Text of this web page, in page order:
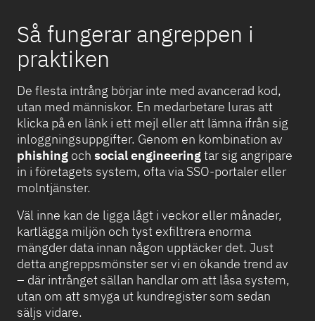
Så fungerar angreppen i
praktiken
De flesta intrång börjar inte med avancerad kod,
utan med människor. En medarbetare luras att
klicka på en länk i ett mejl eller att lämna ifrån sig
inloggningsuppgifter. Genom en kombination av
phishing och social engineeringtar sig angripare
in i företagets system, ofta via SSO-portaler eller
molntjänster.
Väl inne kan de ligga lågt i veckor eller månader,
kartlägga miljön och tyst exfiltrera enorma
mängder data innan någon upptäcker det. Just
detta angreppsmönster ser vi en ökande trend av
– där intrånget sällan handlar om att låsa system,
utan om att smyga ut kundregister som sedan
säljs vidare.